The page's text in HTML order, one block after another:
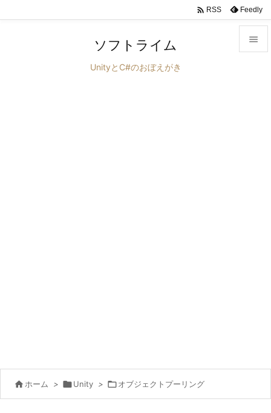

 RSS Feedly
ソフトライム
UnityとC#のおぼえがき
 ホーム > Unity > オブジェクトプーリング